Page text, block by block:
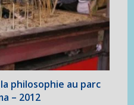
philosophie au parc
– 2012